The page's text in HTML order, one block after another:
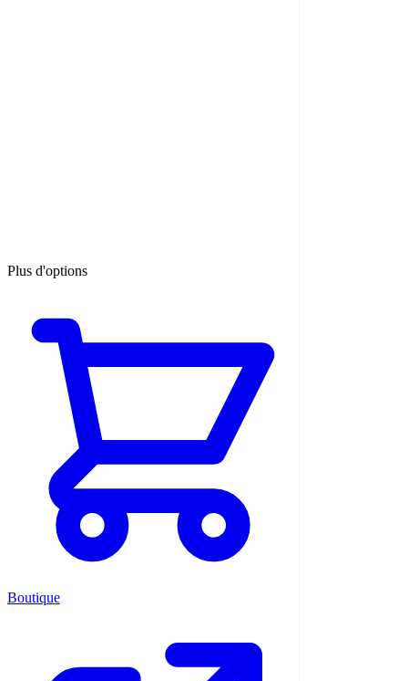
Plus d'options
Boutique